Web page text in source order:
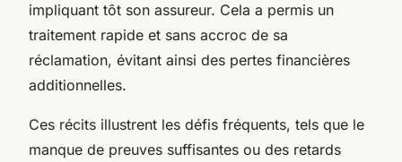
impliquant tôt son assureur. Cela a permis un
traitement rapide et sans accroc de sa
réclamation, évitant ainsi des pertes financières
additionnelles.
Ces récits illustrent les défis fréquents, tels que le
manque de preuves suffisantes ou des retards